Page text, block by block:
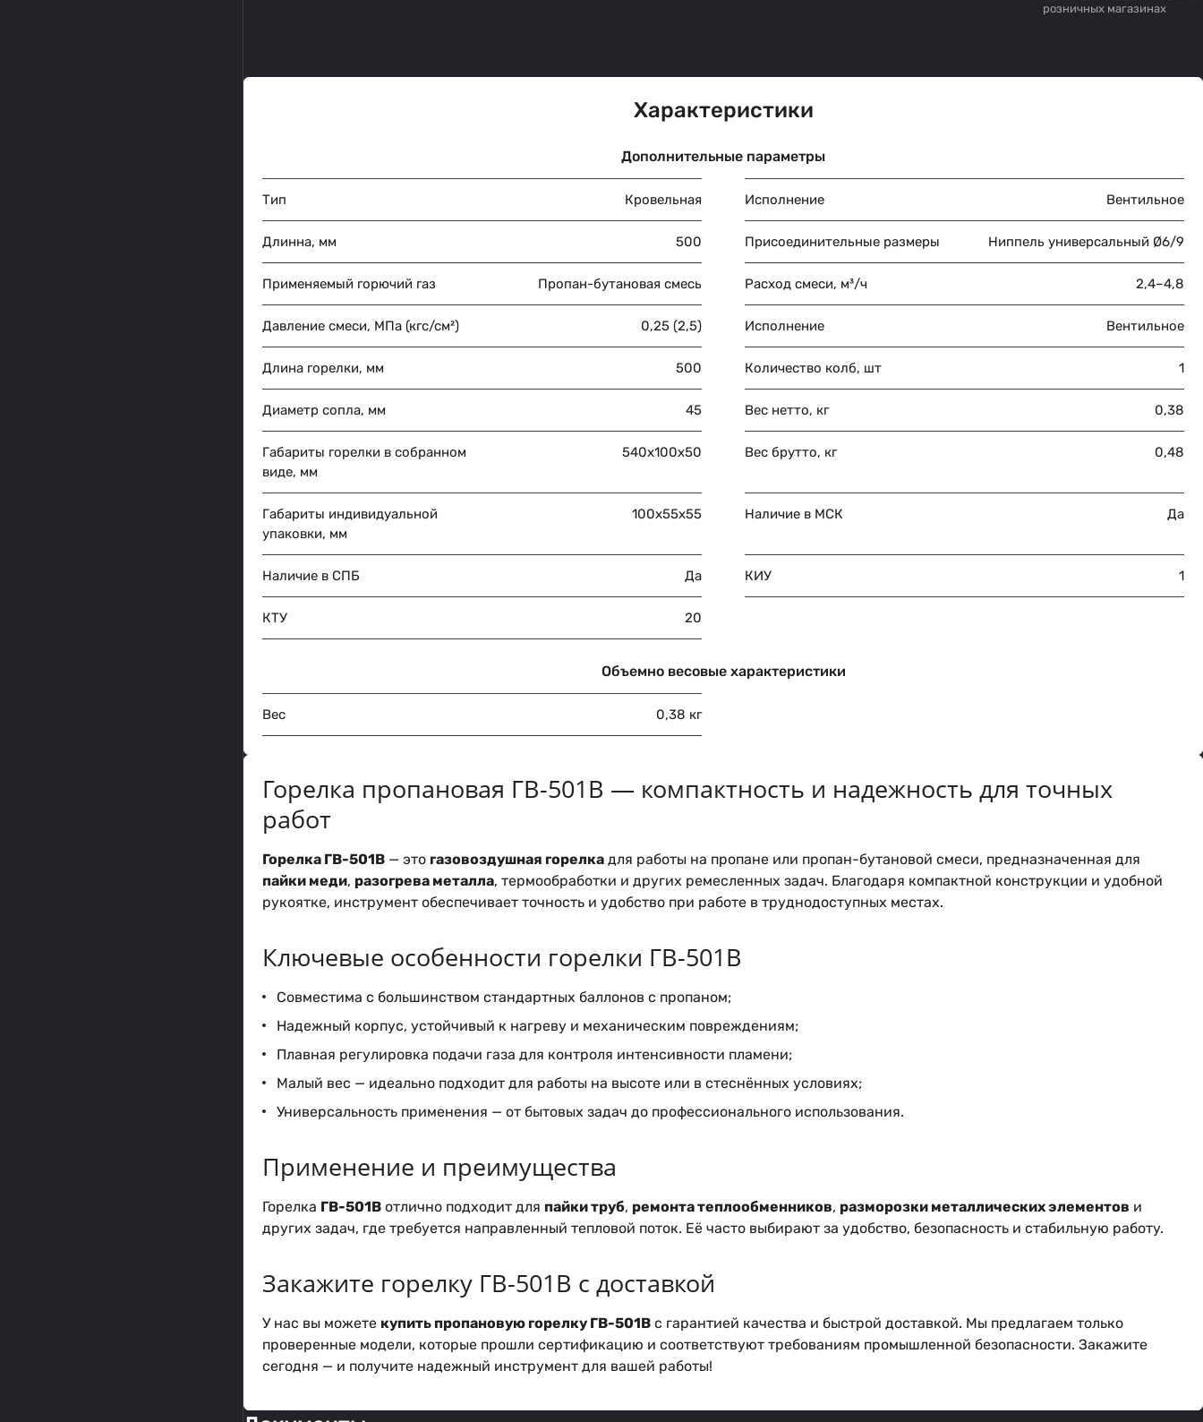
розничных магазинах
Характеристики
Дополнительные параметры
Тип Кровельная Исполнение Вентильное
Длинна, мм 500 Присоединительные размеры Ниппель универсальный Ø6/9
Применяемый горючий газ Пропан-бутановая смесь Расход смеси, м³/ч 2,4–4,8
Давление смеси, МПа (кгс/см²) 0,25 (2,5) Исполнение Вентильное
Длина горелки, мм 500 Количество колб, шт 1
Диаметр сопла, мм 45 Вес нетто, кг 0,38
Габариты горелки в собранном
виде, мм
540х100х50 Вес брутто, кг 0,48
Габариты индивидуальной
упаковки, мм
100х55х55 Наличие в МСК Да
Наличие в СПБ Да КИУ 1
КТУ 20
Объемно весовые характеристики
Вес 0,38 кг
Горелка пропановая ГВ-501В — компактность и надежность для точных
работ
Горелка ГВ-501В — это газовоздушная горелка для работы на пропане или пропан-бутановой смеси, предназначенная для
пайки меди, разогрева металла, термообработки и других ремесленных задач. Благодаря компактной конструкции и удобной
рукоятке, инструмент обеспечивает точность и удобство при работе в труднодоступных местах.
Ключевые особенности горелки ГВ-501В
Совместима с большинством стандартных баллонов с пропаном;
Надежный корпус, устойчивый к нагреву и механическим повреждениям;
Плавная регулировка подачи газа для контроля интенсивности пламени;
Малый вес — идеально подходит для работы на высоте или в стеснённых условиях;
Универсальность применения — от бытовых задач до профессионального использования.
Применение и преимущества
Горелка ГВ-501В отлично подходит для пайки труб, ремонта теплообменников, разморозки металлических элементов и
других задач, где требуется направленный тепловой поток. Её часто выбирают за удобство, безопасность и стабильную работу.
Закажите горелку ГВ-501В с доставкой
У нас вы можете купить пропановую горелку ГВ-501В с гарантией качества и быстрой доставкой. Мы предлагаем только
проверенные модели, которые прошли сертификацию и соответствуют требованиям промышленной безопасности. Закажите
сегодня — и получите надежный инструмент для вашей работы!